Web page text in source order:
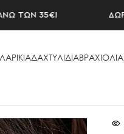
35€!
ΔΑΧΤΥΛΙΔΙΑΒΡΑΧΙΟΛΙΑ